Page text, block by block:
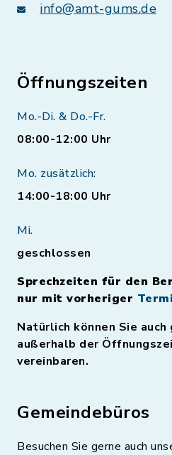
info@amt-gums.de
Öffnungszeiten
Mo.-Di. & Do.-Fr.
08:00-12:00 Uhr
Mo. zusätzlich:
14:00-18:00 Uhr
Mi.
geschlossen
Sprechzeiten für den
nur mit vorheriger
Natürlich können Sie auch
außerhalb der
vereinbaren.
Gemeindebüros
Besuchen Sie gerne auch